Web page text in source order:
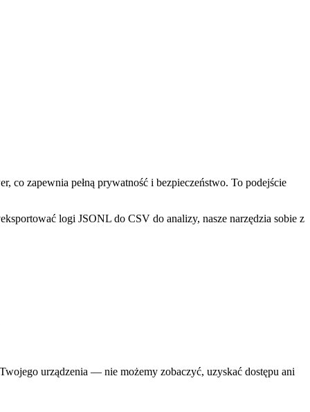
co zapewnia pełną prywatność i bezpieczeństwo. To podejście
logi JSONL do CSV do analizy, nasze narzędzia sobie z
urządzenia — nie możemy zobaczyć, uzyskać dostępu ani